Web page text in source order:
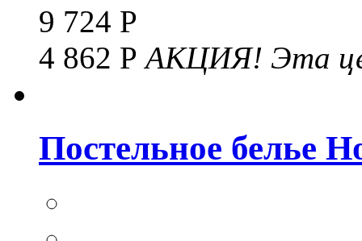
9 724 Р
4 862 РАКЦИЯ! Эта
Постельное белье